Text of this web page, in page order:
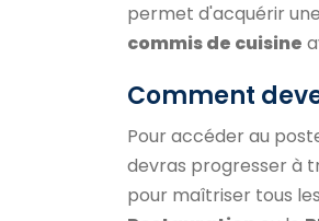
permet d'acquérir
commis de cuisine
Comment
Pour accéder au
devras progresser à
pour maîtriser tous